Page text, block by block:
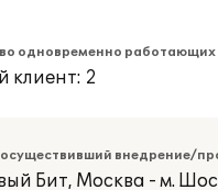
одновременно работающих
клиент: 2
внедрение/
Бит, Москва - м.